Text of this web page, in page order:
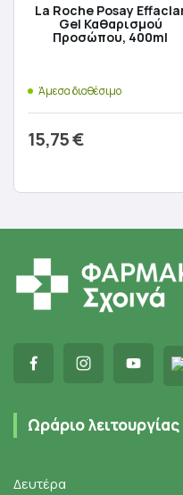
La Roche Posay
Gel Καθαρισμού
Προσώπου, 400ml
Άμεσα διαθέσιμο
15,75€
Ωράριο λειτουργίας
Δευτέρα